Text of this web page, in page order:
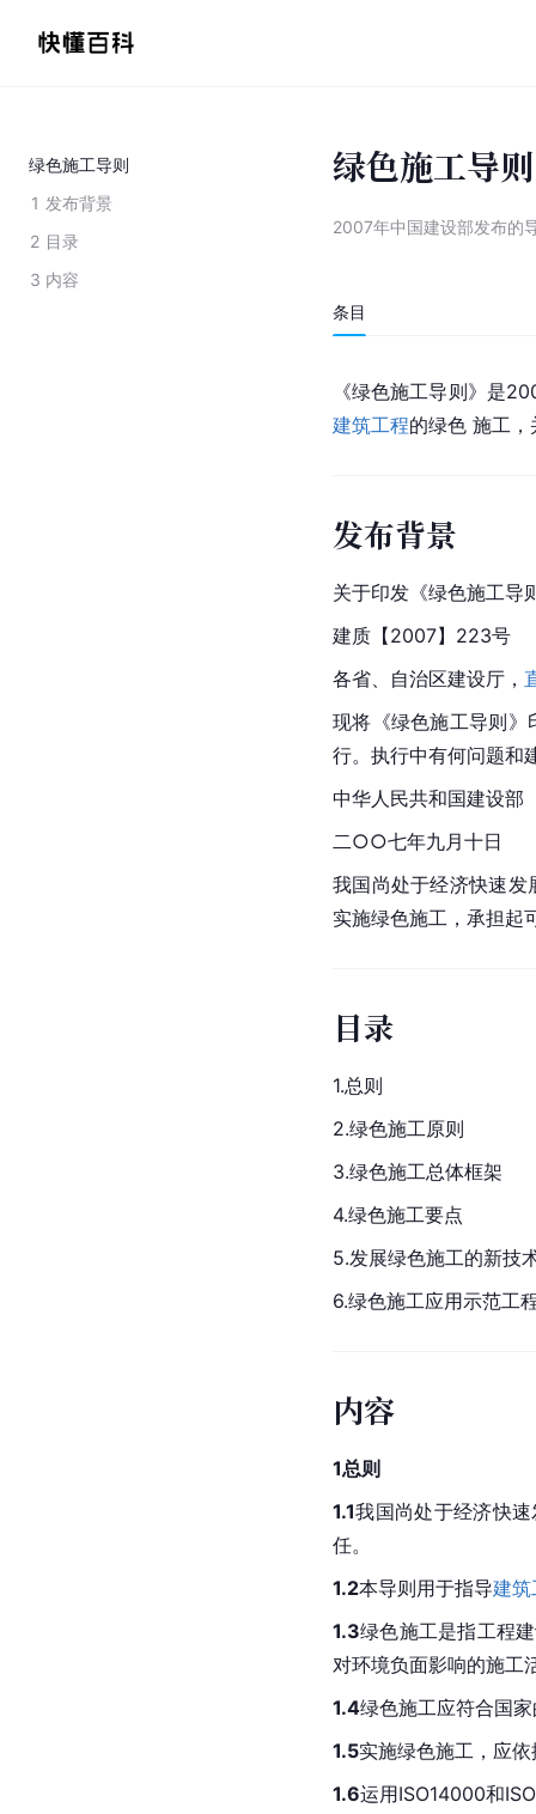
绿色施工导则
1 发布背景
2 目录
3 内容
绿色施工导则
2007年中国建设部发布的
条目
《绿色施工导则》是
建筑工程的绿色 施工
发布背景
关于印发《绿色施工导
建质【2007】223号
各省、自治区建设厅，
现将《绿色施工导则》
行。执行中有何问题和
中华人民共和国建设部
二○○七年九月十日
我国尚处于经济快速
实施绿色施工，承担起
目录
1.总则
2.绿色施工原则
3.绿色施工总体框架
4.绿色施工要点
5.发展绿色施工的新技
6.绿色施工应用示范工
内容
1总则
1.1我国尚处于经济快
任。
1.2本导则用于指导建筑
1.3绿色施工是指工程
对环境负面影响的施工
1.4绿色施工应符合国
1.5实施绿色施工，应
1.6运用ISO14000和